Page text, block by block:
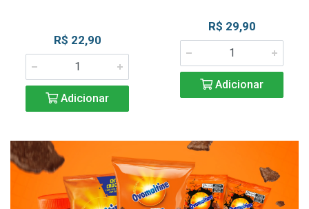
R$ 22,90
Adicionar
R$ 29,90
Adicionar